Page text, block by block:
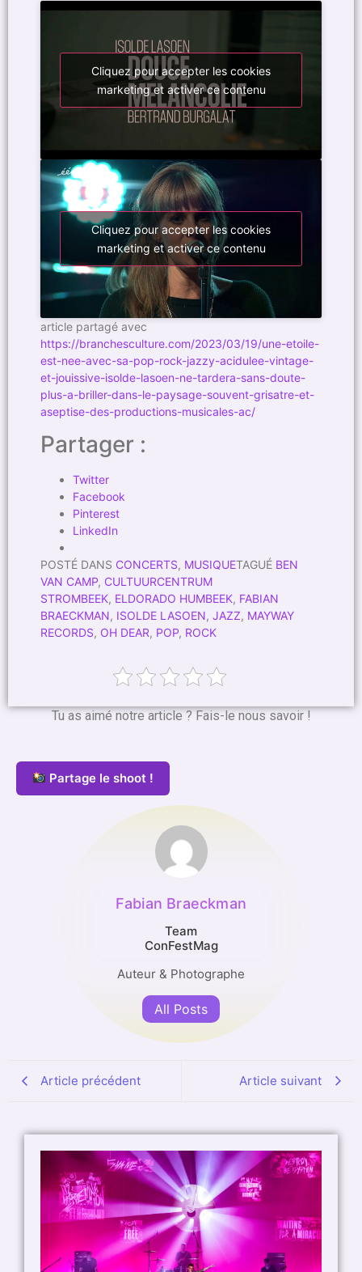
Cliquez pour accepter les cookies
marketing et activer ce contenu
Cliquez pour accepter les cookies
marketing et activer ce contenu
article partagé avec
https://branchesculture.com/2023/03/19/une-etoile-
est-nee-avec-sa-pop-rock-jazzy-acidulee-vintage-
et-jouissive-isolde-lasoen-ne-tardera-sans-doute-
plus-a-briller-dans-le-paysage-souvent-grisatre-et-
aseptise-des-productions-musicales-ac/
Partager :
Twitter
Facebook
Pinterest
LinkedIn
POSTÉ DANS CONCERTS, MUSIQUETAGUÉ BEN
VAN CAMP, CULTUURCENTRUM
STROMBEEK, ELDORADO HUMBEEK, FABIAN
BRAECKMAN, ISOLDE LASOEN, JAZZ, MAYWAY
RECORDS, OH DEAR, POP, ROCK
Tu as aimé notre article ? Fais-le nous savoir !
Partage le shoot !
Fabian Braeckman
Team
ConFestMag
Auteur & Photographe
All Posts
Article précédent Article suivant